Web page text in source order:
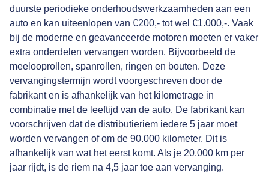
duurste periodieke onderhoudswerkzaamheden aan een
auto en kan uiteenlopen van €200,- tot wel €1.000,-. Vaak
bij de moderne en geavanceerde motoren moeten er vaker
extra onderdelen vervangen worden. Bijvoorbeeld de
meelooprollen, spanrollen, ringen en bouten. Deze
vervangingstermijn wordt voorgeschreven door de
fabrikant en is afhankelijk van het kilometrage in
combinatie met de leeftijd van de auto. De fabrikant kan
voorschrijven dat de distributieriem iedere 5 jaar moet
worden vervangen of om de 90.000 kilometer. Dit is
afhankelijk van wat het eerst komt. Als je 20.000 km per
jaar rijdt, is de riem na 4,5 jaar toe aan vervanging.